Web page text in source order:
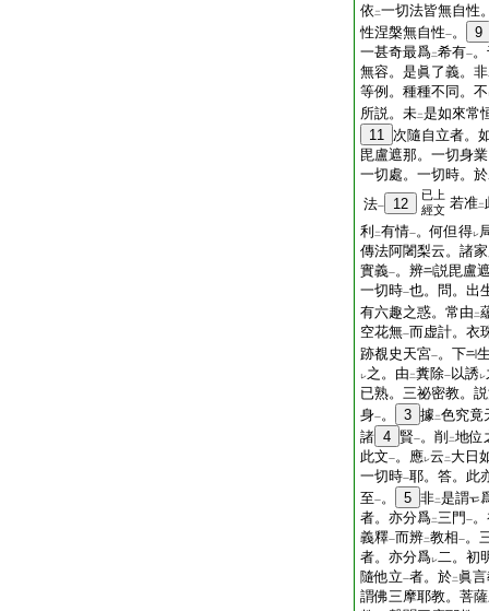
依 二一切法皆無自性
性涅槃無自性一。
9
一甚奇最爲二希有一
無容。是眞了義。非
等例。種種不同。不
所説。未二是如來常
11 次隨自立者。
毘盧遮那。一切身
一切處。一切時。於
法一 12
已上
經文 若准二
利
二有情一。何但得レ
傳法阿闍梨云。諸
實義一。辨
説毘盧
一切時一也。問。出
有六趣之惑。常由 二
空花無一而虚計。衣
跡覩史天宮一。下
レ之。由 二糞除一 以誘レ
已熟。三祕密教。
身一。 3 據二色究竟
諸 4 賢一。削 二地位
此文一。應レ云 二 大日
一切時一耶。答。此
至一。 5 非二是謂
者。亦分爲二三門 一
義釋一而辨二教相一。
者。亦分爲レ二。初
隨他立一者。於二 眞
謂佛三摩耶教。菩